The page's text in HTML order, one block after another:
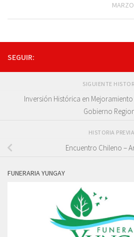
SEGUIR:
SIGUIENTE
Inversión Histórica en
Gobierno
HISTORIA PREVIA
Encuentro Chileno –
FUNERARIA YUNGAY